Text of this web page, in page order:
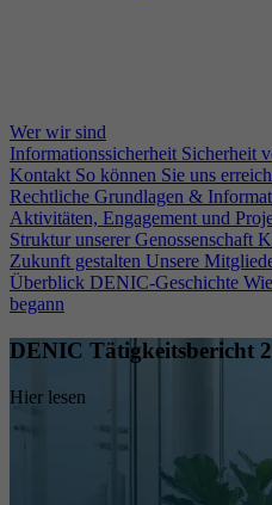
Wer wir sind
Informationssicherheit Sicherheit
Kontakt So können Sie uns
Rechtliche Grundlagen &
Aktivitäten, Engagement und
Struktur unserer Genossenschaft
Zukunft gestalten Unsere
Überblick DENIC-Geschichte
begann
DENIC Tätigkeitsbericht
Hier lesen